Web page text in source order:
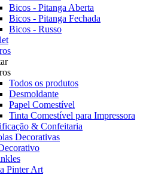
Bicos - Pitanga Aberta
Bicos - Pitanga Fechada
Bicos - Russo
Todos os produtos
Desmoldante
Papel Comestível
Tinta Comestível para Impressora
& Confeitaria
Decorativas
Pinter Art